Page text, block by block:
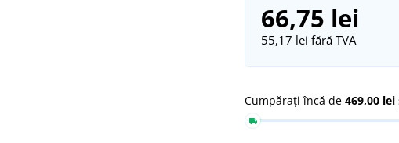
66,75 lei
55,17 lei fără TVA
Cumpărați încă de 469,00 lei